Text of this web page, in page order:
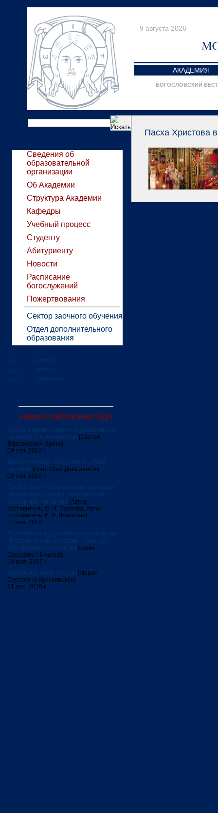
9 августа 2026
АКАДЕМИЯ
БОГОСЛОВСКИЙ
Сведения об
образовательной
организации
Об Академии
Структура Академии
Кафедры
Учебный процесс
Студенту
Абитуриенту
Новости
Расписание
богослужений
Пожертвования
Сектор заочного обучения
Отдел дополнительного
образования
Новое в библиотеке МДА
[Сергей
Ефроимович Эрлих]
09 сен. 2016 г.
[прот. Олег Давыденков]
09 сен. 2016 г.
[Автор-
составитель: О. И. Павлова; Автор-
составитель: В. А. Левушкин]
07 сен. 2016 г.
[сщмч.
Серафим (Чичагов)]
10 мая. 2016 г.
[Мария
Сергеевна Красовицкая]
21 апр. 2016 г.
Пасха Христова